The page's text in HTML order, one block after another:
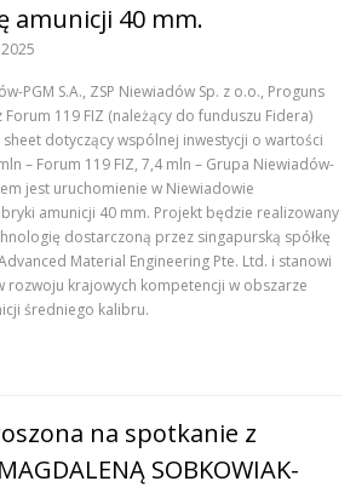
amunicji 40 mm.
PGM S.A., ZSP Niewiadów Sp. z o.o., Proguns
Forum 119 FIZ (należący do funduszu Fidera)
dotyczący wspólnej inwestycji o wartości
– Forum 119 FIZ, 7,4 mln – Grupa Niewiadów-
jest uruchomienie w Niewiadowie
amunicji 40 mm. Projekt będzie realizowany
dostarczoną przez singapurską spółkę
Material Engineering Pte. Ltd. i stanowi
rozwoju krajowych kompetencji w obszarze
średniego kalibru.
na spotkanie z
SOBKOWIAK-